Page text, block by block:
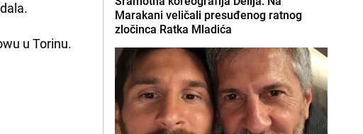
u Torinu.
Marakani veličali presuđenog ratnog
zločinca Ratka Mladića